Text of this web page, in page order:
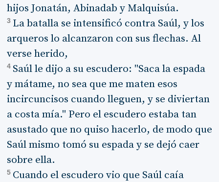
hijos Jonatán, Abinadab y Malquisúa.
3 La batalla se intensificó contra Saúl, y los
arqueros lo alcanzaron con sus flechas. Al
verse herido,
4 Saúl le dijo a su escudero: "Saca la espada
y mátame, no sea que me maten esos
incircuncisos cuando lleguen, y se diviertan
a costa mía." Pero el escudero estaba tan
asustado que no quiso hacerlo, de modo que
Saúl mismo tomó su espada y se dejó caer
sobre ella.
5 Cuando el escudero vio que Saúl caía